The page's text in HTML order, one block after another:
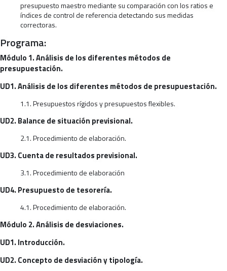
presupuesto maestro mediante su comparación con los ratios e
índices de control de referencia detectando sus medidas
correctoras.
Programa:
Módulo 1. Análisis de los diferentes métodos de
presupuestación.
UD1. Análisis de los diferentes métodos de presupuestación.
1.1. Presupuestos rígidos y presupuestos flexibles.
UD2. Balance de situación previsional.
2.1. Procedimiento de elaboración.
UD3. Cuenta de resultados previsional.
3.1. Procedimiento de elaboración
UD4. Presupuesto de tesorería.
4.1. Procedimiento de elaboración.
Módulo 2. Análisis de desviaciones.
UD1. Introducción.
UD2. Concepto de desviación y tipología.